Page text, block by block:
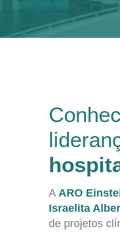
A ARO
Israelita
de projetos